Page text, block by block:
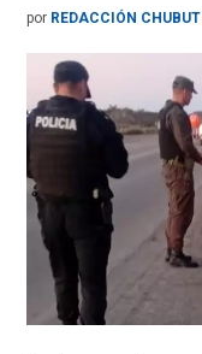
por REDACCIÓN CHUBUT